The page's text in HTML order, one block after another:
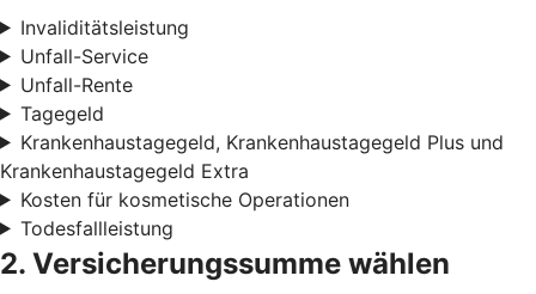
Invaliditätsleistung
Unfall-Service
Unfall-Rente
Tagegeld
Krankenhaustagegeld, Krankenhaustagegeld Plus und
Krankenhaustagegeld Extra
Kosten für kosmetische Operationen
Todesfallleistung
2. Versicherungssumme wählen